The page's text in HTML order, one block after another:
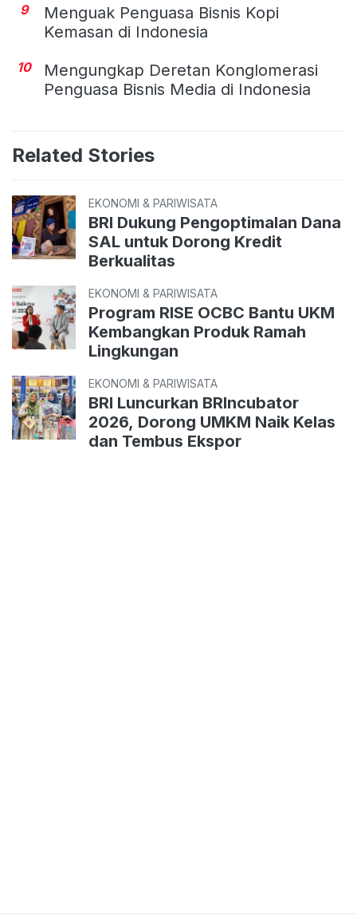
9
Menguak Penguasa Bisnis Kopi
Kemasan di Indonesia
10
Mengungkap Deretan Konglomerasi
Penguasa Bisnis Media di Indonesia
Related Stories
EKONOMI & PARIWISATA
BRI Dukung Pengoptimalan Dana
SAL untuk Dorong Kredit
Berkualitas
EKONOMI & PARIWISATA
Program RISE OCBC Bantu UKM
Kembangkan Produk Ramah
Lingkungan
EKONOMI & PARIWISATA
BRI Luncurkan BRIncubator
2026, Dorong UMKM Naik Kelas
dan Tembus Ekspor